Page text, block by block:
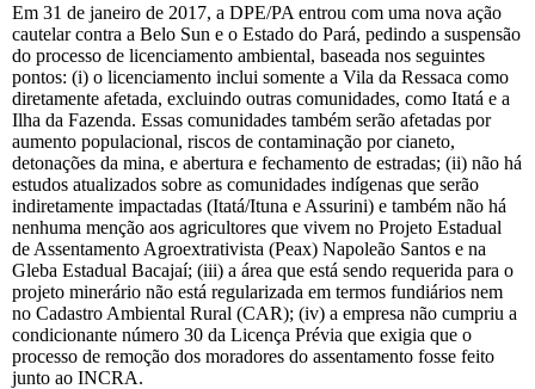
Em 31 de janeiro de 2017, a DPE/PA entrou com uma nova ação
cautelar contra a Belo Sun e o Estado do Pará, pedindo a suspensão
do processo de licenciamento ambiental, baseada nos seguintes
pontos: (i) o licenciamento inclui somente a Vila da Ressaca como
diretamente afetada, excluindo outras comunidades, como Itatá e a
Ilha da Fazenda. Essas comunidades também serão afetadas por
aumento populacional, riscos de contaminação por cianeto,
detonações da mina, e abertura e fechamento de estradas; (ii) não há
estudos atualizados sobre as comunidades indígenas que serão
indiretamente impactadas (Itatá/Ituna e Assurini) e também não há
nenhuma menção aos agricultores que vivem no Projeto Estadual
de Assentamento Agroextrativista (Peax) Napoleão Santos e na
Gleba Estadual Bacajaí; (iii) a área que está sendo requerida para o
projeto minerário não está regularizada em termos fundiários nem
no Cadastro Ambiental Rural (CAR); (iv) a empresa não cumpriu a
condicionante número 30 da Licença Prévia que exigia que o
processo de remoção dos moradores do assentamento fosse feito
junto ao INCRA.